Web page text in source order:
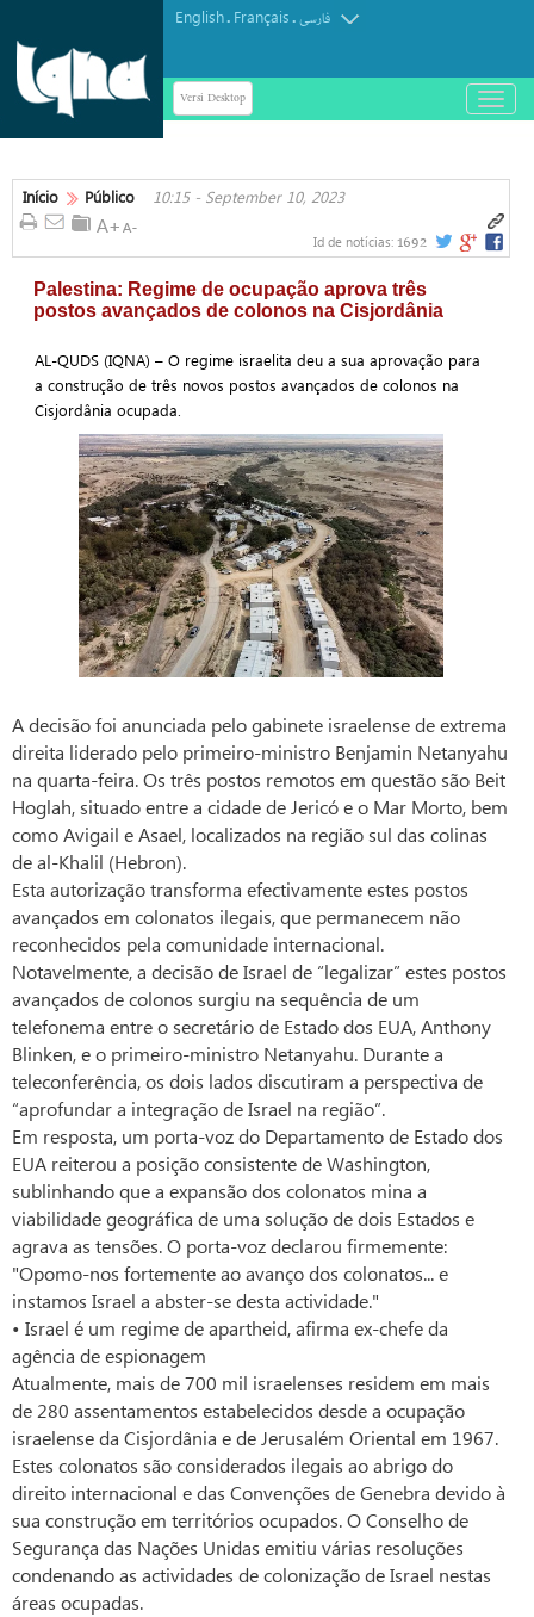
English. Français.فارسی
Versi Desktop
باز
و
کردن
Início Público 10:15 - September 10, 2023
Id de notícias: 1692
Palestina: Regime de ocupação aprova três
postos avançados de colonos na Cisjordânia
AL-QUDS (IQNA) – O regime israelita deu a sua aprovação para
a construção de três novos postos avançados de colonos na
Cisjordânia ocupada.
A decisão foi anunciada pelo gabinete israelense de extrema
direita liderado pelo primeiro-ministro Benjamin Netanyahu
na quarta-feira. Os três postos remotos em questão são Beit
Hoglah, situado entre a cidade de Jericó e o Mar Morto, bem
como Avigail e Asael, localizados na região sul das colinas
de al-Khalil (Hebron).
Esta autorização transforma efectivamente estes postos
avançados em colonatos ilegais, que permanecem não
reconhecidos pela comunidade internacional.
Notavelmente, a decisão de Israel de “legalizar” estes postos
avançados de colonos surgiu na sequência de um
telefonema entre o secretário de Estado dos EUA, Anthony
Blinken, e o primeiro-ministro Netanyahu. Durante a
teleconferência, os dois lados discutiram a perspectiva de
“aprofundar a integração de Israel na região”.
Em resposta, um porta-voz do Departamento de Estado dos
EUA reiterou a posição consistente de Washington,
sublinhando que a expansão dos colonatos mina a
viabilidade geográfica de uma solução de dois Estados e
agrava as tensões. O porta-voz declarou firmemente:
"Opomo-nos fortemente ao avanço dos colonatos... e
instamos Israel a abster-se desta actividade."
• Israel é um regime de apartheid, afirma ex-chefe da
agência de espionagem
Atualmente, mais de 700 mil israelenses residem em mais
de 280 assentamentos estabelecidos desde a ocupação
israelense da Cisjordânia e de Jerusalém Oriental em 1967.
Estes colonatos são considerados ilegais ao abrigo do
direito internacional e das Convenções de Genebra devido à
sua construção em territórios ocupados. O Conselho de
Segurança das Nações Unidas emitiu várias resoluções
condenando as actividades de colonização de Israel nestas
áreas ocupadas.